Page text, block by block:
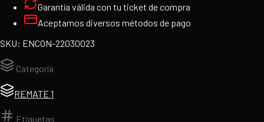
Garantía válida con tu ticket de compra
Aceptamos diversos métodos de pago
SKU: ENCON-22030023
Categoría
REMATE 1
Etiquetas